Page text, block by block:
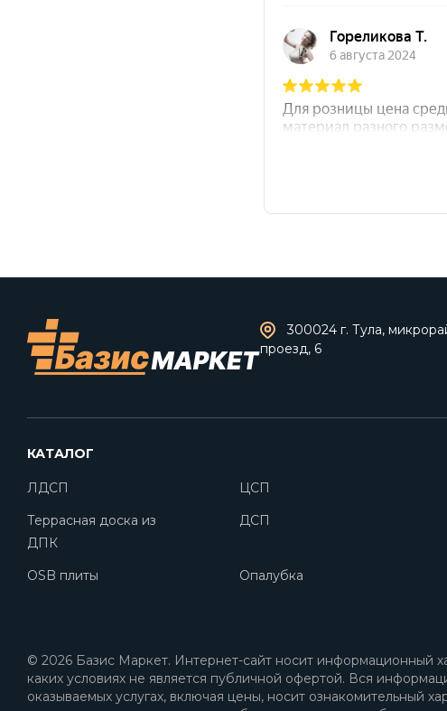
300024 г. Тула,
проезд, 6
КАТАЛОГ
ЛДСП ЦСП
Террасная доска из
ДПК
ДСП
OSB плиты Опалубка
© 2026 Базис Маркет. Интернет-сайт носит информационный
каких условиях не является публичной офертой. Вся
оказываемых услугах, включая цены, носит ознакомительный